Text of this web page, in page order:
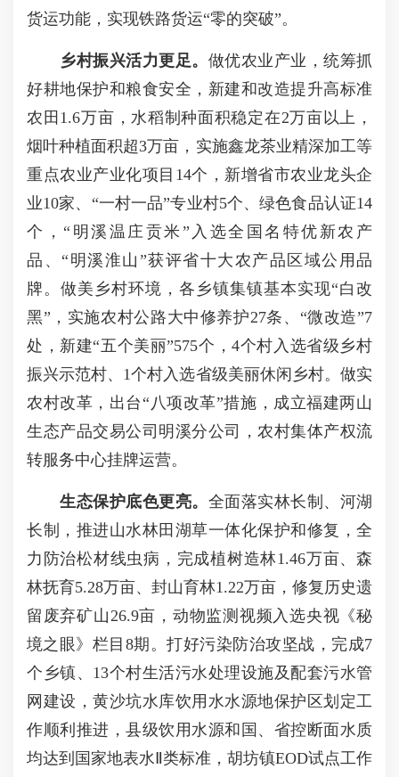
货运功能，实现铁路货运“零的突破”。
乡村振兴活力更足。 做优农业产业，统筹抓
好耕地保护和粮食安全，新建和改造提升高标准
农田1.6万亩，水稻制种面积稳定在2万亩以上，
烟叶种植面积超3万亩，实施鑫龙茶业精深加工等
重点农业产业化项目14个，新增省市农业龙头企
业10家、“一村一品”专业村5个、绿色食品认证14
个，“明溪温庄贡米”入选全国名特优新农产
品、“明溪淮山”获评省十大农产品区域公用品
牌。做美乡村环境，各乡镇集镇基本实现“白改
黑”，实施农村公路大中修养护27条、“微改造”7
处，新建“五个美丽”575个，4个村入选省级乡村
振兴示范村、1个村入选省级美丽休闲乡村。做实
农村改革，出台“八项改革”措施，成立福建两山
生态产品交易公司明溪分公司，农村集体产权流
转服务中心挂牌运营。
生态保护底色更亮。 全面落实林长制、河湖
长制，推进山水林田湖草一体化保护和修复，全
力防治松材线虫病，完成植树造林1.46万亩、森
林抚育5.28万亩、封山育林1.22万亩，修复历史遗
留废弃矿山26.9亩，动物监测视频入选央视《秘
境之眼》栏目8期。打好污染防治攻坚战，完成7
个乡镇、13个村生活污水处理设施及配套污水管
网建设，黄沙坑水库饮用水水源地保护区划定工
作顺利推进，县级饮用水源和国、省控断面水质
均达到国家地表水Ⅱ类标准，胡坊镇EOD试点工作